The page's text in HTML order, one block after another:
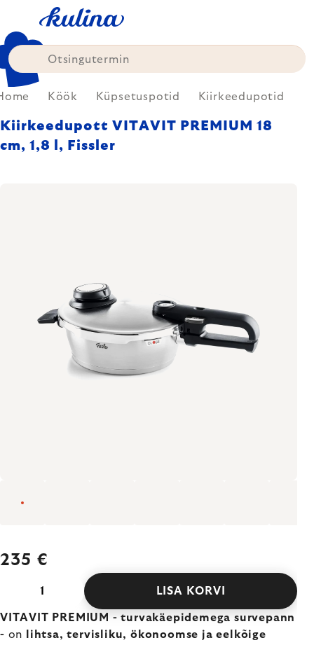
content
Köök Küpsetuspotid Kiirkeedupotid
Kiirkeedupott VITAVIT PREMIUM 18
cm, 1,8 l, Fissler
235 €
LISA KORVI
VITAVIT PREMIUM - turvakäepidemega survepann
- on lihtsa, tervisliku, ökonoomse ja eelkõige